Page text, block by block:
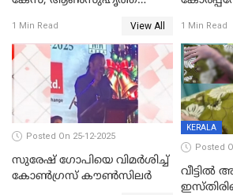
1 Min Read View All 1 Min Read
Posted On 25-12-2025
സുരേഷ് ഗോപിയെ വിമര്‍ശിച്ച്
കോണ്‍ഗ്രസ് കൗണ്‍സിലര്‍
KERALA
Posted
വീട്ടിൽ